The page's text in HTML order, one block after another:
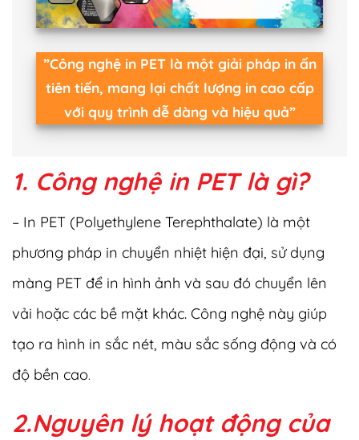
”Công nghệ in PET là một giải pháp in ấn
tiên tiến, mang lại chất lượng in cao cấp
với quy trình dễ dàng và hiệu quả”
1. Công nghệ in PET là gì?
– In PET (Polyethylene Terephthalate) là một
phương pháp in chuyển nhiệt hiện đại, sử dụng
màng PET để in hình ảnh và sau đó chuyển lên
vải hoặc các bề mặt khác. Công nghệ này giúp
tạo ra hình in sắc nét, màu sắc sống động và có
độ bền cao.
2.Nguyên lý hoạt động của